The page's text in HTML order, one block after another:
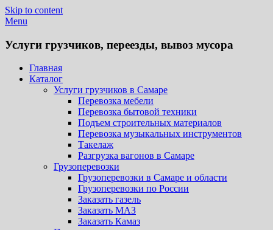
Skip to content
Menu
Услуги грузчиков, переезды, вывоз мусора
Главная
Каталог
Услуги грузчиков в Самаре
Перевозка мебели
Перевозка бытовой техники
Подъем строительных материалов
Перевозка музыкальных инструментов
Такелаж
Разгрузка вагонов в Самаре
Грузоперевозки
Грузоперевозки в Самаре и области
Грузоперевозки по России
Заказать газель
Заказать МАЗ
Заказать Камаз